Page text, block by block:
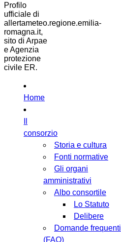
Profilo
ufficiale di
allertameteo.regione.emilia-
romagna.it,
sito di Arpae
e Agenzia
protezione
civile ER.
Home
consorzio
Storia e cultura
Fonti normative
Gli organi
amministrativi
Albo consortile
Lo Statuto
Delibere
Domande frequenti
(FAQ)